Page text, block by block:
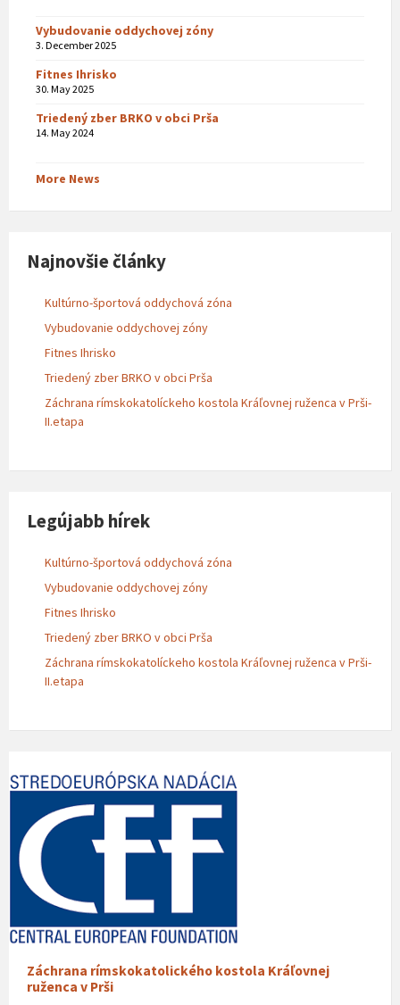
Vybudovanie oddychovej zóny
3. December 2025
Fitnes Ihrisko
30. May 2025
Triedený zber BRKO v obci Prša
14. May 2024
More News
Najnovšie články
Kultúrno-športová oddychová zóna
Vybudovanie oddychovej zóny
Fitnes Ihrisko
Triedený zber BRKO v obci Prša
Záchrana rímskokatolíckeho kostola Kráľovnej ruženca v Prši-
II.etapa
Legújabb hírek
Kultúrno-športová oddychová zóna
Vybudovanie oddychovej zóny
Fitnes Ihrisko
Triedený zber BRKO v obci Prša
Záchrana rímskokatolíckeho kostola Kráľovnej ruženca v Prši-
II.etapa
Záchrana rímskokatolického kostola Kráľovnej
ruženca v Prši